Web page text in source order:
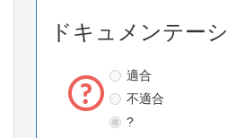
ドキュメンテー
適合
不適合
?